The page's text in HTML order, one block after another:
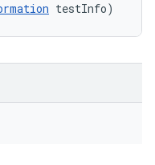
testInfo)